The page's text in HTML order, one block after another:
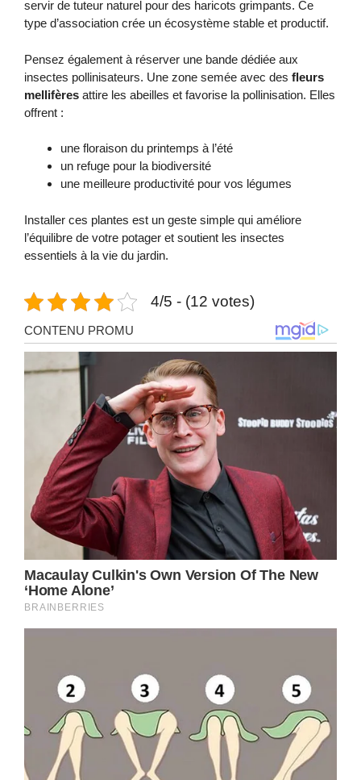
servir de tuteur naturel pour des haricots grimpants. Ce
type d’association crée un écosystème stable et productif.
Pensez également à réserver une bande dédiée aux
insectes pollinisateurs. Une zone semée avec des fleurs
mellifères attire les abeilles et favorise la pollinisation. Elles
offrent :
une floraison du printemps à l’été
un refuge pour la biodiversité
une meilleure productivité pour vos légumes
Installer ces plantes est un geste simple qui améliore
l’équilibre de votre potager et soutient les insectes
essentiels à la vie du jardin.
4/5 - (12 votes)